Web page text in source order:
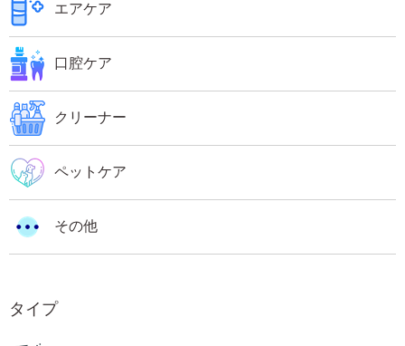
エアケア
口腔ケア
クリーナー
ペットケア
その他
タイプ